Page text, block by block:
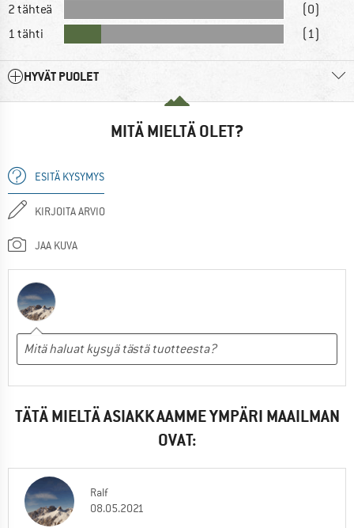
2 tähteä
(0)
1 tähti
(1)
HYVÄT PUOLET
MITÄ MIELTÄ OLET?
ESITÄ KYSYMYS
KIRJOITA ARVIO
JAA KUVA
TÄTÄ MIELTÄ ASIAKKAAMME YMPÄRI MAAILMAN
OVAT:
Ralf
08.05.2021